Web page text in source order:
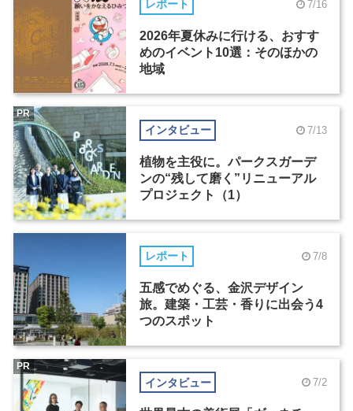
レポート 7/16
2026年夏休みに行ける、おすす
めのイベント10選：そのほかの
地域
インタビュー 7/13
植物を主役に。パークスガーデ
ンの“残して磨く”リニューアル
プロジェクト（1）
PR
レポート 7/8
五感でめぐる、金沢デザイン
旅。建築・工芸・香りに出会う4
つのスポット
インタビュー 7/2
PR